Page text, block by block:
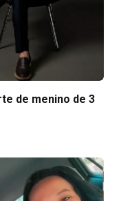
de menino de 3